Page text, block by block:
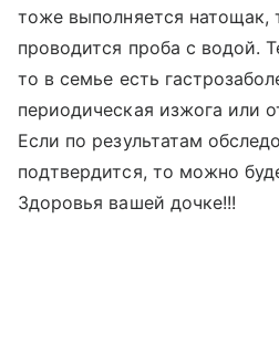
тоже выполняется натощак,
проводится проба с водой.
то в семье есть
периодическая изжога или
Если по результатам
подтвердится, то можно
Здоровья вашей дочке!!!